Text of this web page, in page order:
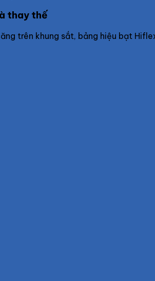
thay thế
trên khung sắt, bảng hiệu bạt